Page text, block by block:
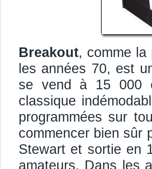
Breakout, comme la
les années 70, est
se vend à 15 000
classique
programmées sur
commencer bien sûr
Stewart et sortie en
amateurs. Dans les